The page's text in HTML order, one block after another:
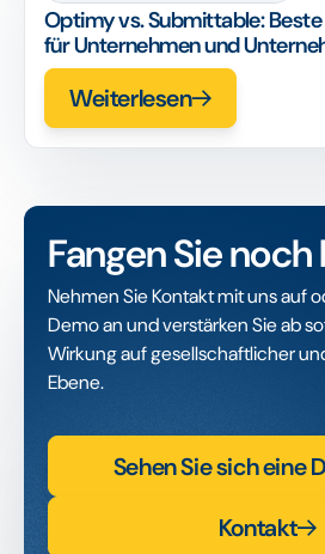
Optimy vs. Submittable:
für Unternehmen und
Weiterlesen
Fangen Sie
Nehmen Sie Kontakt mit uns auf
Demo an und verstärken Sie ab
Wirkung auf gesellschaftlicher
Ebene.
Sehen Sie sich eine
Kontakt